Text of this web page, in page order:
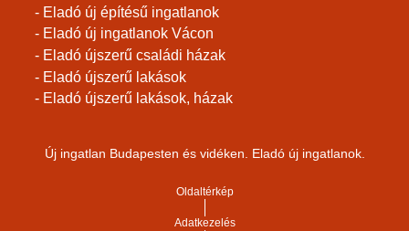
- Eladó új építésű ingatlanok
- Eladó új ingatlanok Vácon
- Eladó újszerű családi házak
- Eladó újszerű lakások
- Eladó újszerű lakások, házak
Új ingatlan Budapesten és vidéken. Eladó új ingatlanok.
Oldaltérkép
Adatkezelés